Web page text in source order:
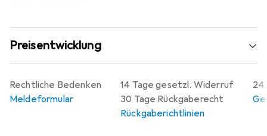
Preisentwicklung
14 Tage gesetzl. Widerruf
30 Tage Rückgaberecht
Rückgaberichtlinien
24
Rechtliche Bedenken
Meldeformular